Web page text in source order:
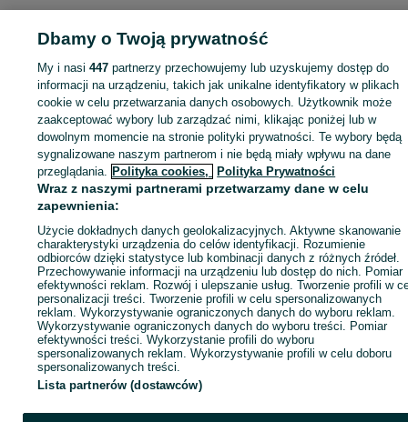
Zaloguj się lub załóż konto na OLX, aby skontaktować się z
sprzedającym
Zaloguj się / Załóż konto
Wyślij wiadomość Kup
Dbamy o Twoją prywatność
My i nasi447 partnerzy przechowujemy lub uzyskujemy dostęp do
informacji na urządzeniu, takich jak unikalne identyfikatory w plikach
cookie w celu przetwarzania danych osobowych. Użytkownik może
zaakceptować wybory lub zarządzać nimi, klikając poniżej lub w
dowolnym momencie na stronie polityki prywatności. Te wybory będą
sygnalizowane naszym partnerom i nie będą miały wpływu na dane
przeglądania. Polityka cookies, Polityka Prywatności
Wraz z naszymi partnerami przetwarzamy dane w celu
zapewnienia:
Użycie dokładnych danych geolokalizacyjnych. Aktywne skanowanie
charakterystyki urządzenia do celów identyfikacji. Rozumienie
odbiorców dzięki statystyce lub kombinacji danych z różnych źródeł.
Przechowywanie informacji na urządzeniu lub dostęp do nich. Pomiar
efektywności reklam. Rozwój i ulepszanie usług. Tworzenie profili w
personalizacji treści. Tworzenie profili w celu spersonalizowanych
reklam. Wykorzystywanie ograniczonych danych do wyboru reklam.
Wykorzystywanie ograniczonych danych do wyboru treści. Pomiar
efektywności treści. Wykorzystanie profili do wyboru
spersonalizowanych reklam. Wykorzystywanie profili w celu doboru
spersonalizowanych treści.
Lista partnerów (dostawców)